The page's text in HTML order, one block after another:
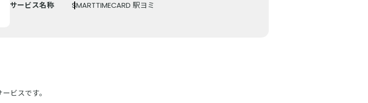
サービス名称
SMARTTIMECARD 駅ヨミ
ビスです。